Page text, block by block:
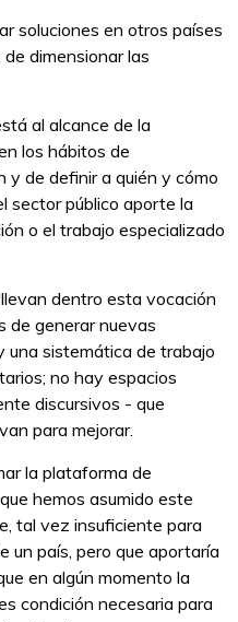
soluciones en otros países
dimensionar las
al alcance de la
los hábitos de
y de definir a quién y cómo
sector público aporte la
o el trabajo especializado
dentro esta vocación
de generar nuevas
una sistemática de trabajo
no hay espacios
discursivos - que
para mejorar.
la plataforma de
hemos asumido este
tal vez insuficiente para
un país, pero que aportaría
en algún momento la
condición necesaria para